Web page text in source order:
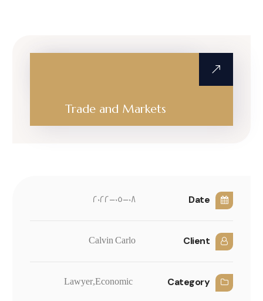
Trade and Markets
Date
2022-05-08
Client
Calvin Carlo
Category
Economic,
Lawyer